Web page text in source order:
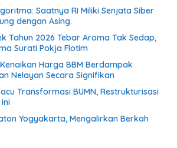
Saatnya RI Miliki Senjata Siber
dengan Asing.
Tahun 2026 Tebar Aroma Tak Sedap,
Surati Pokja Flotim
Harga BBM Berdampak
Nelayan Secara Signifikan
Transformasi BUMN, Restrukturisasi
Yogyakarta, Mengalirkan Berkah